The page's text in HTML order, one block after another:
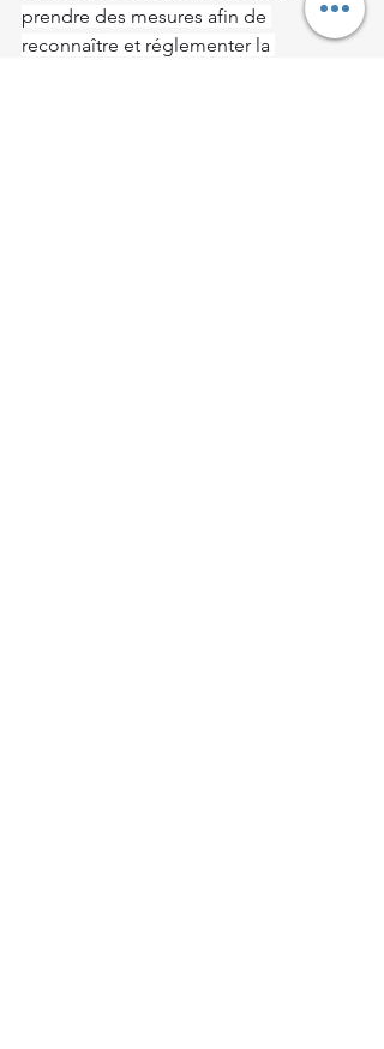
prendre des mesures afin de
reconnaître et réglementer la